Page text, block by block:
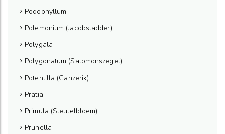
Podophyllum
Polemonium (Jacobsladder)
Polygala
Polygonatum (Salomonszegel)
Potentilla (Ganzerik)
Pratia
Primula (Sleutelbloem)
Prunella